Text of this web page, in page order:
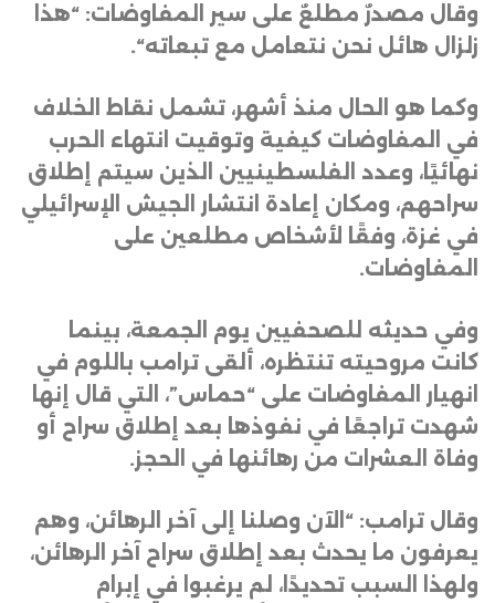
وقال مصدرٌ مطلعٌ على سير المفاوضات: “هذا
زلزال هائل نحن نتعامل مع تبعاته“.
وكما هو الحال منذ أشهر، تشمل نقاط الخلاف
في المفاوضات كيفية وتوقيت انتهاء الحرب
نهائيًا، وعدد الفلسطينيين الذين سيتم إطلاق
سراحهم، ومكان إعادة انتشار الجيش الإسرائيلي
في غزة، وفقًا لأشخاص مطلعين على
المفاوضات.
وفي حديثه للصحفيين يوم الجمعة، بينما
كانت مروحيته تنتظره، ألقى ترامب باللوم في
انهيار المفاوضات على “حماس”، التي قال إنها
شهدت تراجعًا في نفوذها بعد إطلاق سراح أو
وفاة العشرات من رهائنها في الحجز.
وقال ترامب: “الآن وصلنا إلى آخر الرهائن، وهم
يعرفون ما يحدث بعد إطلاق سراح آخر الرهائن،
ولهذا السبب تحديدًا، لم يرغبوا في إبرام